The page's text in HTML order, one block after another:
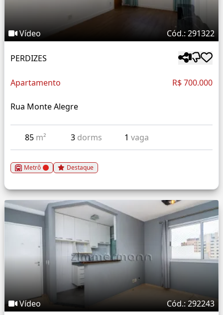
Vídeo Cód.: 291322
PERDIZES
Apartamento R$ 700.000
Rua Monte Alegre
85 m² 3 dorms 1vaga
Metrô Destaque
Vídeo Cód.: 292243